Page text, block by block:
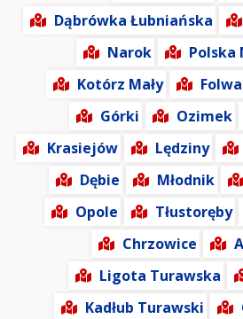
Dąbrówka Łubniańska
Narok
Polska
Kotórz Mały
Górki
Ozimek
Krasiejów
Lędziny
Dębie
Młodnik
Opole
Tłustoręby
Chrzowice
Ligota Turawska
Kadłub Turawski